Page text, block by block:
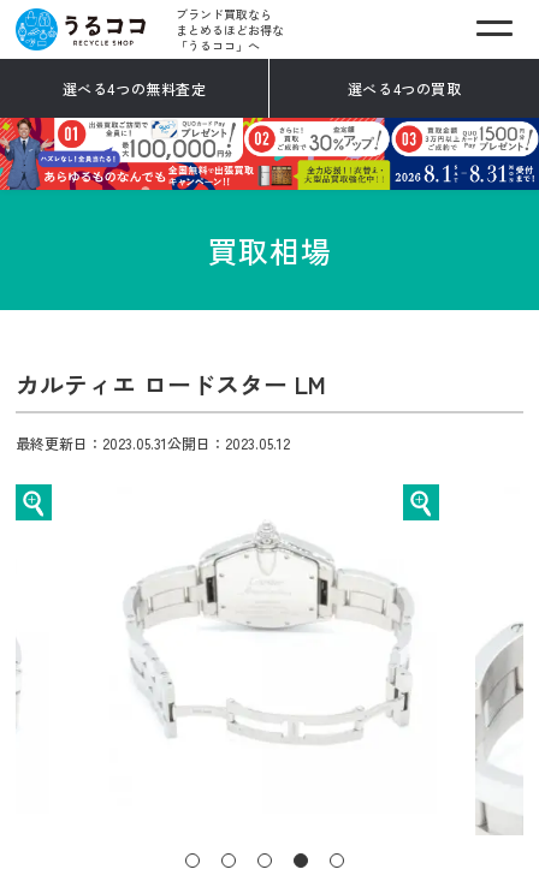
ブランド買取なら
まとめるほどお得な
「うるココ」へ
選べる4つの無料査定 選べる4つの買取
買取相場
カルティエ ロードスター LM
最終更新日：2023.05.31公開日：2023.05.12